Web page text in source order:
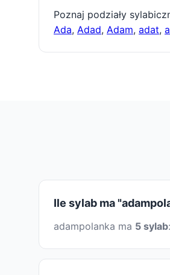
Poznaj podziały
Ada, Adad, Adam, adat,
Ile sylab ma
adampolanka ma 5 sylab